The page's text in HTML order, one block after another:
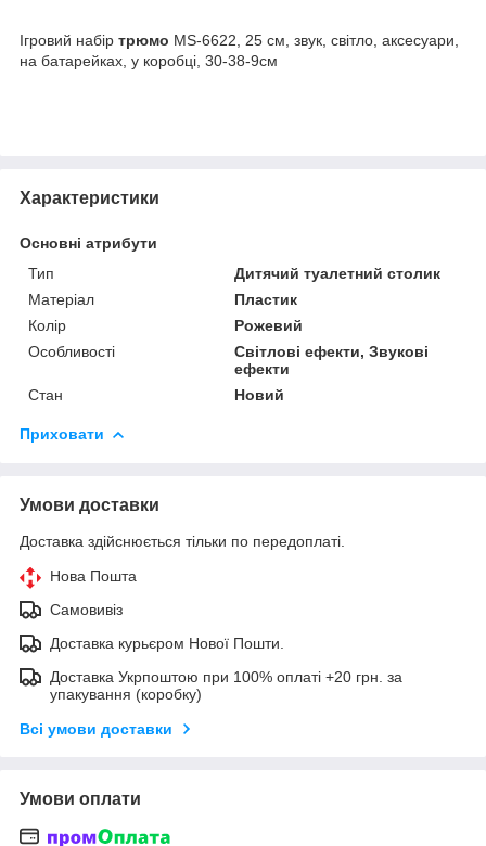
Ігровий набір трюмо MS-6622, 25 см, звук, світло, аксесуари,
на батарейках, у коробці, 30-38-9см
Характеристики
Основні атрибути
Тип
Дитячий туалетний столик
Матеріал
Пластик
Колір
Рожевий
Особливості
Світлові ефекти, Звукові
ефекти
Стан
Новий
Приховати
Умови доставки
Доставка здійснюється тільки по передоплаті.
Нова Пошта
Самовивіз
Доставка курьєром Нової Пошти.
Доставка Укрпоштою при 100% оплаті +20 грн. за
упакування (коробку)
Всі умови доставки
Умови оплати